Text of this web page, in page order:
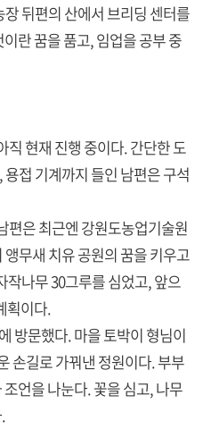
뒤편의 산에서 브리딩 센터를
란 꿈을 품고, 임업을 공부 중
직 현재 진행 중이다. 간단한 도
접 기계까지 들인 남편은 구석
편은 최근엔 강원도농업기술원
무새 치유 공원의 꿈을 키우고
작나무 30그루를 심었고, 앞으
획이다.
방문했다. 마을 토박이 형님이
손길로 가꿔낸 정원이다. 부부
언을 나눈다. 꽃을 심고, 나무